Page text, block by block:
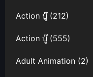
Action บู๊(212)
Action บู๊(555)
Adult Animation (2)